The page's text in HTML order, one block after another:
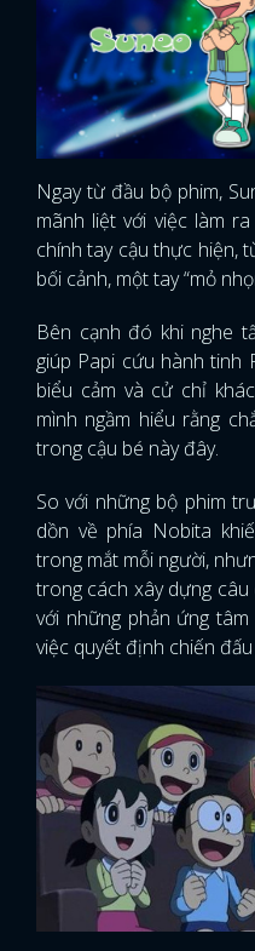
Ngay từ đầu bộ phim,
mãnh liệt với việc làm
chính tay cậu thực hiện,
bối cảnh, một tay “mỏ
Bên cạnh đó khi nghe
giúp Papi cứu hành tinh
biểu cảm và cử chỉ
mình ngầm hiểu rằng
trong cậu bé này đây.
So với những bộ phim
dồn về phía Nobita
trong mắt mỗi người,
trong cách xây dựng
với những phản ứng
việc quyết định chiến